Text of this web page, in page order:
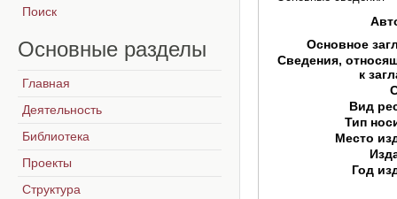
Основное
Сведения,
к
Вид
Тип
Место
Год
Поиск
Основные разделы
Главная
Деятельность
Библиотека
Проекты
Структура